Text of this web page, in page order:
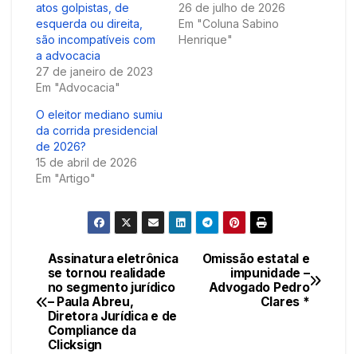
atos golpistas, de
esquerda ou direita,
são incompatíveis com
a advocacia
27 de janeiro de 2023
Em "Advocacia"
26 de julho de 2026
Em "Coluna Sabino
Henrique"
O eleitor mediano sumiu
da corrida presidencial
de 2026?
15 de abril de 2026
Em "Artigo"
Navegação
de
Post
Omissão estatal e
impunidade –
Advogado Pedro
Clares *
Assinatura eletrônica
se tornou realidade
no segmento jurídico
– Paula Abreu,
Diretora Jurídica e de
Compliance da
Clicksign